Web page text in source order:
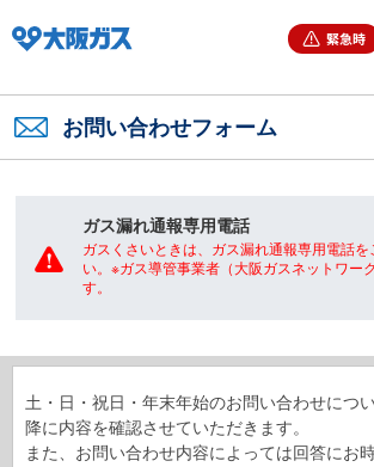
緊急時
ご家庭（個人）のお客さま
企業情報
お問い合わせ English
お問い合わせフォーム
ガス漏れ通報専用電話
ガスくさいときは、ガス漏れ通報専用電話を
い。※ガス導管事業者（大阪ガスネットワー
す。
土・日・祝日・年末年始のお問い合わせにつ
降に内容を確認させていただきます。
また、お問い合わせ内容によっては回答にお